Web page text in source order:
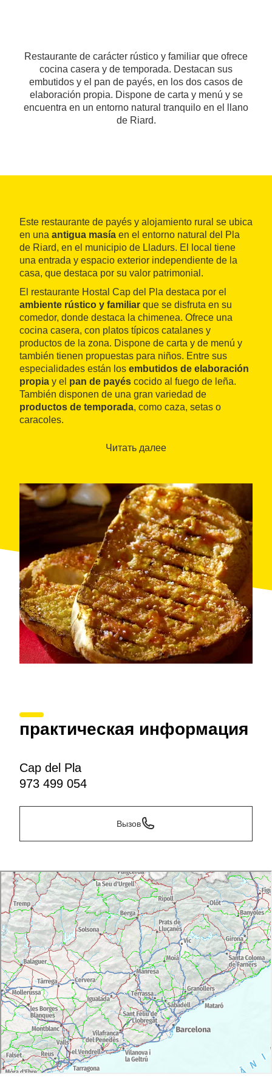
Restaurante de carácter rústico y familiar que ofrece
cocina casera y de temporada. Destacan sus
embutidos y el pan de payés, en los dos casos de
elaboración propia. Dispone de carta y menú y se
encuentra en un entorno natural tranquilo en el llano
de Riard.
Este restaurante de payés y alojamiento rural se ubica
en una antigua masía en el entorno natural del Pla
de Riard, en el municipio de Lladurs. El local tiene
una entrada y espacio exterior independiente de la
casa, que destaca por su valor patrimonial.
El restaurante Hostal Cap del Pla destaca por el
ambiente rústico y familiar que se disfruta en su
comedor, donde destaca la chimenea. Ofrece una
cocina casera, con platos típicos catalanes y
productos de la zona. Dispone de carta y de menú y
también tienen propuestas para niños. Entre sus
especialidades están los embutidos de elaboración
propia y el pan de payés cocido al fuego de leña.
También disponen de una gran variedad de
productos de temporada, como caza, setas o
caracoles.
Читать далее
практическая информация
Cap del Pla
973 499 054
Вызов